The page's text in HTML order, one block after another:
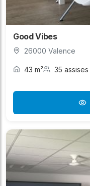
Good Vibes
26000 Valence
43 m² 35 assises